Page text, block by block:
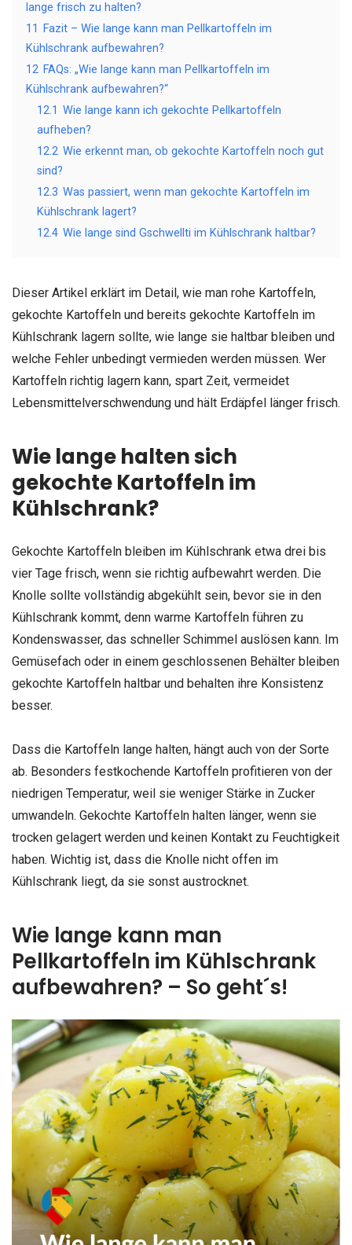
lange frisch zu halten?
11
Fazit – Wie lange kann man Pellkartoffeln im
Kühlschrank aufbewahren?
12 FAQs: „Wie lange kann man Pellkartoffeln im
Kühlschrank aufbewahren?“
12.1 Wie lange kann ich gekochte Pellkartoffeln
aufheben?
12.2 Wie erkennt man, ob gekochte Kartoffeln noch gut
sind?
12.3 Was passiert, wenn man gekochte Kartoffeln im
Kühlschrank lagert?
12.4 Wie lange sind Gschwellti im Kühlschrank haltbar?
Dieser Artikel erklärt im Detail, wie man rohe Kartoffeln,
gekochte Kartoffeln und bereits gekochte Kartoffeln im
Kühlschrank lagern sollte, wie lange sie haltbar bleiben und
welche Fehler unbedingt vermieden werden müssen. Wer
Kartoffeln richtig lagern kann, spart Zeit, vermeidet
Lebensmittelverschwendung und hält Erdäpfel länger frisch.
Wie lange halten sich
gekochte Kartoffeln im
Kühlschrank?
Gekochte Kartoffeln bleiben im Kühlschrank etwa drei bis
vier Tage frisch, wenn sie richtig aufbewahrt werden. Die
Knolle sollte vollständig abgekühlt sein, bevor sie in den
Kühlschrank kommt, denn warme Kartoffeln führen zu
Kondenswasser, das schneller Schimmel auslösen kann. Im
Gemüsefach oder in einem geschlossenen Behälter bleiben
gekochte Kartoffeln haltbar und behalten ihre Konsistenz
besser.
Dass die Kartoffeln lange halten, hängt auch von der Sorte
ab. Besonders festkochende Kartoffeln profitieren von der
niedrigen Temperatur, weil sie weniger Stärke in Zucker
umwandeln. Gekochte Kartoffeln halten länger, wenn sie
trocken gelagert werden und keinen Kontakt zu Feuchtigkeit
haben. Wichtig ist, dass die Knolle nicht offen im
Kühlschrank liegt, da sie sonst austrocknet.
Wie lange kann man
Pellkartoffeln im Kühlschrank
aufbewahren? – So geht´s!